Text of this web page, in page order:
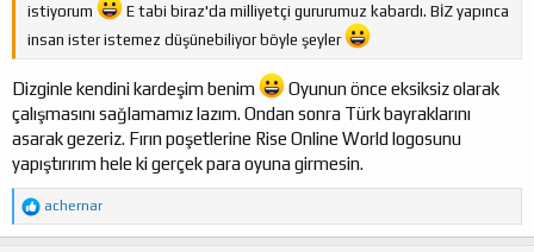
istiyorum
E tabi biraz'da milliyetçi gururumuz kabardı. BİZ yapınca
insan ister istemez düşünebiliyor böyle şeyler
Dizginle kendini kardeşim benim
Oyunun önce eksiksiz olarak
çalışmasını sağlamamız lazım. Ondan sonra Türk bayraklarını
asarak gezeriz. Fırın poşetlerine Rise Online World logosunu
yapıştırırım hele ki gerçek para oyuna girmesin.
T
e
p
achernar